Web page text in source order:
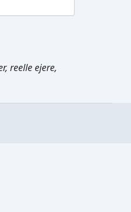
reelle ejere,